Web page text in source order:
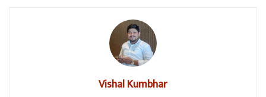
Vishal Kumbhar